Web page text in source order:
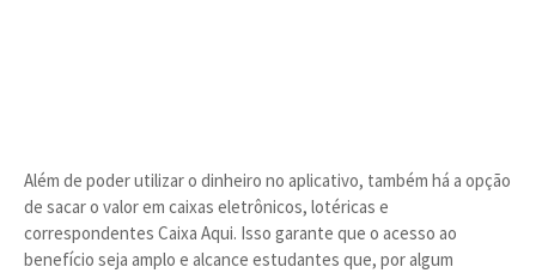
Além de poder utilizar o dinheiro no aplicativo, também há a opção
de sacar o valor em caixas eletrônicos, lotéricas e
correspondentes Caixa Aqui. Isso garante que o acesso ao
benefício seja amplo e alcance estudantes que, por algum